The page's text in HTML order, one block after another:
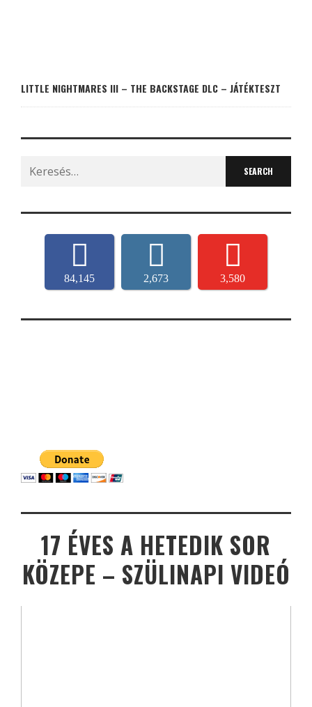
LITTLE NIGHTMARES III – THE BACKSTAGE DLC – JÁTÉKTESZT
Search
for:
84,145 2,673 3,580
17 ÉVES A HETEDIK SOR
KÖZEPE – SZÜLINAPI VIDEÓ